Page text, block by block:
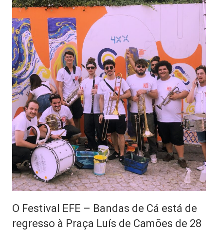
O Festival EFE – Bandas de Cá está de
regresso à Praça Luís de Camões de 28